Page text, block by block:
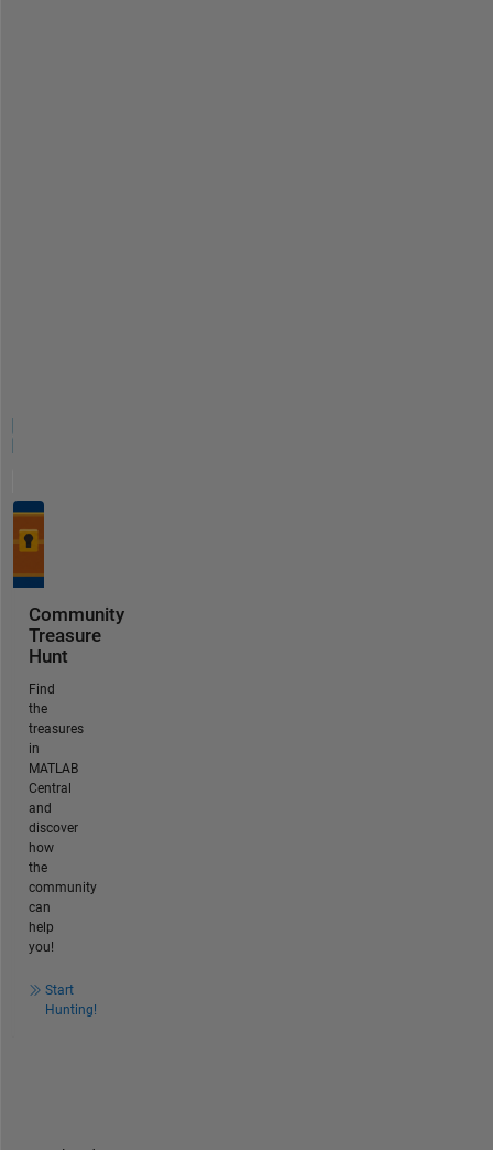
Community
Treasure
Hunt
Find
the
treasures
in
MATLAB
Central
and
discover
how
the
community
can
help
you!
Start
Hunting!